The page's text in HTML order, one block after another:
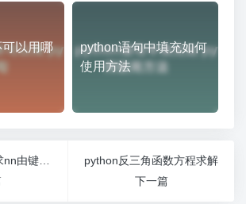
以用哪
python语句中填充如何
使用方法
python反三角函数方程求解
下一篇